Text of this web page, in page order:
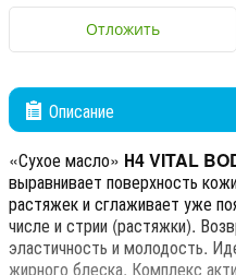
Отложить
Описание
«Сухое масло» Н4 VITAL
выравнивает поверхность
растяжек и сглаживает уже
числе и стрии (растяжки).
эластичность и молодость.
жирного блеска. Комплекс